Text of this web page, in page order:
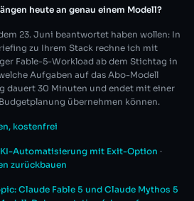
heute an genau einem Modell?
23. Juni beantwortet haben wollen: In
zu Ihrem Stack rechne ich mit
Fable-5-Workload ab dem Stichtag in
Aufgaben auf das Abo-Modell
dauert 30 Minuten und endet mit einer
übernehmen können.
kostenfrei
KI-Automatisierung mit Exit-Option ·
zurückbauen
Claude Fable 5 und Claude Mythos 5